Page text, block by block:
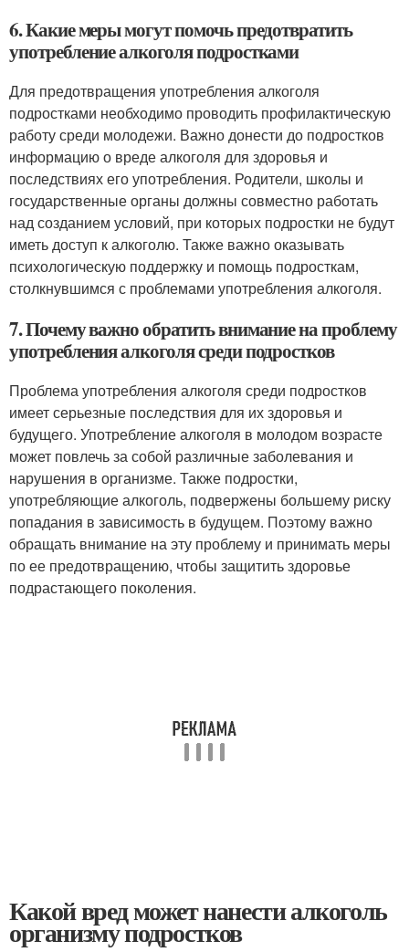
6. Какие меры могут помочь предотвратить
употребление алкоголя подростками
Для предотвращения употребления алкоголя
подростками необходимо проводить профилактическую
работу среди молодежи. Важно донести до подростков
информацию о вреде алкоголя для здоровья и
последствиях его употребления. Родители, школы и
государственные органы должны совместно работать
над созданием условий, при которых подростки не будут
иметь доступ к алкоголю. Также важно оказывать
психологическую поддержку и помощь подросткам,
столкнувшимся с проблемами употребления алкоголя.
7. Почему важно обратить внимание на проблему
употребления алкоголя среди подростков
Проблема употребления алкоголя среди подростков
имеет серьезные последствия для их здоровья и
будущего. Употребление алкоголя в молодом возрасте
может повлечь за собой различные заболевания и
нарушения в организме. Также подростки,
употребляющие алкоголь, подвержены большему риску
попадания в зависимость в будущем. Поэтому важно
обращать внимание на эту проблему и принимать меры
по ее предотвращению, чтобы защитить здоровье
подрастающего поколения.
Какой вред может нанести алкоголь
организму подростков